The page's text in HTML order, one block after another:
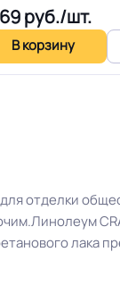
Вес 1 м.кв.
Длина рулон.
Способ укладки
руб./шт.
В корзину
отделки
лака